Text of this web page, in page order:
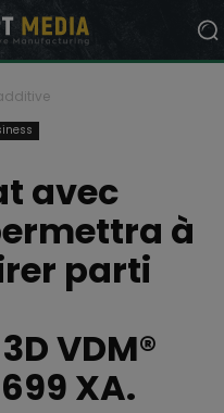
avec
à
parti
VDM®
XA.